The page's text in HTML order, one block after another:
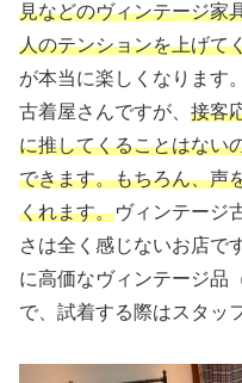
見などのヴィンテージ家
人のテンションを上げて
が本当に楽しくなります
古着屋さんですが、 接客
に推してくることはない
できます。もちろん、声
くれます。ヴィンテージ
さは全く感じないお店で
に高価なヴィンテージ品
で、試着する際はスタッ